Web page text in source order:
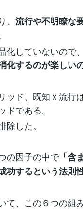
流行や不明瞭な
していないので
化するのが楽しい
ッド、既知ｘ流行
ドである。
した。
の因子の中で「含
功するという法則
て、この６つの組